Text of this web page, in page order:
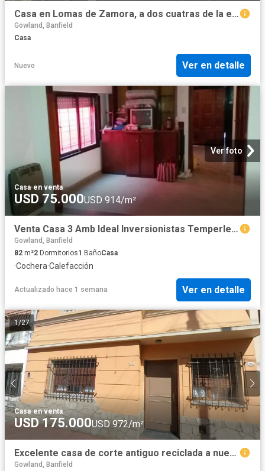
Casa en Lomas de Zamora, a dos cuatras de la estacion
Gowland, Banfield
Casa
Nuevo Ver en detalle
Ver foto
Casa·en venta
USD 75.000USD 914/m²
Venta Casa 3 Amb Ideal Inversionistas Temperley Retasada
Gowland, Banfield
82 m²2 Dormitorios1 BañoCasa
·Cochera·Calefacción
Actualizado hace 1 semana Ver en detalle
1/27
Casa·en venta
USD 175.000USD 972/m²
Excelente casa de corte antiguo reciclada a nuevo!!
Gowland, Banfield